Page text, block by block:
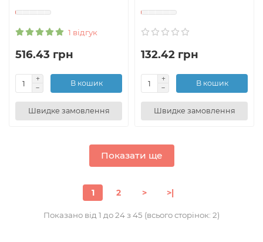
1 відгук
516.43 грн
В кошик
Швидке замовлення
132.42 грн
В кошик
Швидке замовлення
Показати ще
1 2 > >|
Показано від 1 до 24 з 45 (всього сторінок: 2)